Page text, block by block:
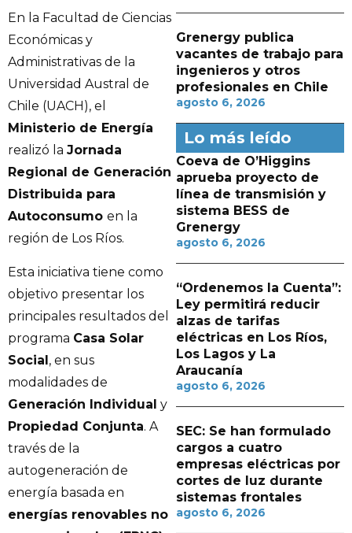
En la Facultad de Ciencias
Económicas y
Administrativas de la
Universidad Austral de
Chile (UACH), el
Ministerio de Energía
realizó la Jornada
Regional de Generación
Distribuida para
Autoconsumo en la
región de Los Ríos.
Esta iniciativa tiene como
objetivo presentar los
principales resultados del
programa Casa Solar
Social, en sus
modalidades de
Generación Individual y
Propiedad Conjunta. A
través de la
autogeneración de
energía basada en
energías renovables no
Grenergy publica
vacantes de trabajo para
ingenieros y otros
profesionales en Chile
agosto 6, 2026
Lo más leído
Coeva de O’Higgins
aprueba proyecto de
línea de transmisión y
sistema BESS de
Grenergy
agosto 6, 2026
“Ordenemos la Cuenta”:
Ley permitirá reducir
alzas de tarifas
eléctricas en Los Ríos,
Los Lagos y La
Araucanía
agosto 6, 2026
SEC: Se han formulado
cargos a cuatro
empresas eléctricas por
cortes de luz durante
sistemas frontales
agosto 6, 2026